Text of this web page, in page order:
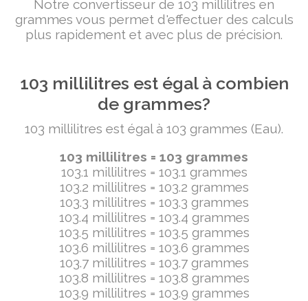
Notre convertisseur de 103 millilitres en
grammes vous permet d'effectuer des calculs
plus rapidement et avec plus de précision.
103 millilitres est égal à combien
de grammes?
103 millilitres est égal à 103 grammes (Eau).
103 millilitres = 103 grammes
103.1 millilitres = 103.1 grammes
103.2 millilitres = 103.2 grammes
103.3 millilitres = 103.3 grammes
103.4 millilitres = 103.4 grammes
103.5 millilitres = 103.5 grammes
103.6 millilitres = 103.6 grammes
103.7 millilitres = 103.7 grammes
103.8 millilitres = 103.8 grammes
103.9 millilitres = 103.9 grammes